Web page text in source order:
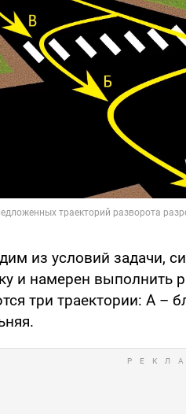
из условий задачи,
и намерен выполнить
три траектории: А –